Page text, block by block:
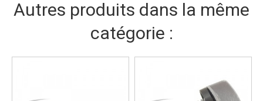
Autres produits dans la même
catégorie :